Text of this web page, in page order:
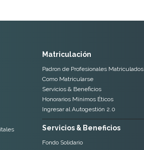
Matriculación
Padron de Profesionales Matriculados
Como Matricularse
Servicios & Beneficios
Honorarios Mínimos Éticos
Ingresar al Autogestión 2.0
Servicios & Beneficios
Fondo Solidario